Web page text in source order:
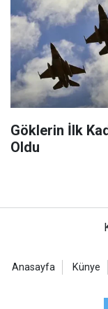
Göklerin İlk
Oldu
Anasayfa Künye